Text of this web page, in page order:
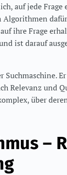
auf jede
Algorithmen
ihre Frage
ist darauf
Relevanz und
über
–